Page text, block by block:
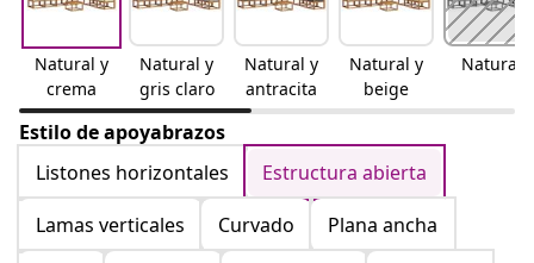
Natural y
crema
Natural y
gris claro
Natural y
antracita
Natural y
beige
Natural
Estilo de apoyabrazos
Listones horizontales
Estructura abierta
Lamas verticales
Curvado
Plana ancha